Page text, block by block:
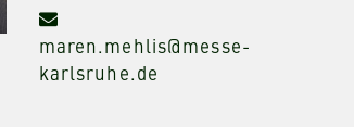
maren.mehlis@messe-
karlsruhe.de